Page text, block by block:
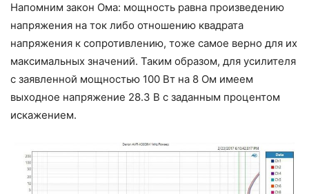
Напомним закон Ома: мощность равна произведению
напряжения на ток либо отношению квадрата
напряжения к сопротивлению, тоже самое верно для их
максимальных значений. Таким образом, для усилителя
с заявленной мощностью 100 Вт на 8 Ом имеем
выходное напряжение 28.3 В с заданным процентом
искажением.